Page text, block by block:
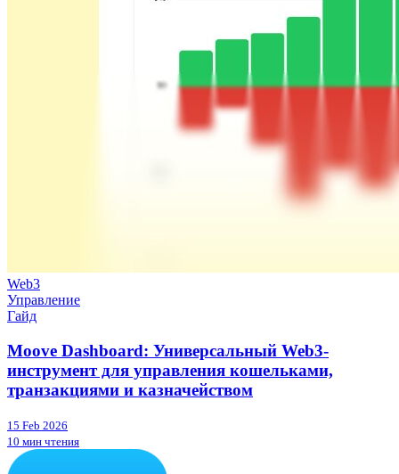
Web3
Управление
Гайд
Moove Dashboard: Универсальный Web3-
инструмент для управления кошельками,
транзакциями и казначейством
15 Feb 2026
10 мин чтения